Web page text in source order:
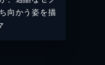
向かう姿を描